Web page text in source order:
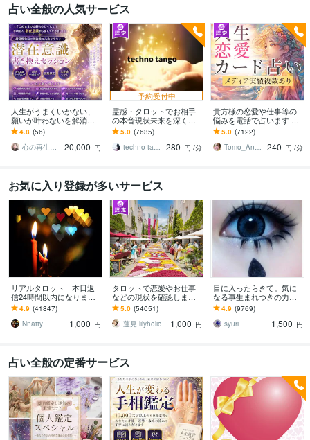
占い全般の人気サービス
人生がうまくいかない、
願いが叶わないを解消し
ます 現実を変えるために
努力したのに、自力では
もう無理と感じている
4.8 (56)
心の再生セラピスト YASUKO
20,000 円
予約受付中
霊感・タロットでお相手
の本音現状未来を深く視
ます 恋愛・仕事・家族・
人間関係の本質を見抜き
スピード解決へ
5.0 (7635)
techno tango
280 円 /分
貴方様の恋愛や仕事等の
悩みを電話で占います タ
ロットカード、オラクル
カード、ルノルマンカー
ドを使用します
5.0 (7122)
Tomo_Angel7
240 円 /分
お気に入り登録が多いサービス
リアルタロット 本日返
信24時間以内になります
❤︎タイトルをご確認くださ
い❤︎
4.9 (41847)
Nnatty
1,000 円
タロットで恋愛やお仕事
などの現状を確認します
アドバイスもしっかりお
届けしますので安心して
ください♡
5.0 (54051)
蓮見 lilyholic
1,000 円
目に入ったらきて。気に
なる事生まれつきの力で
視ます 視ましょう恋愛や
仕事などこの先など
4.9 (9769)
syuri
1,500 円
占い全般の定番サービス